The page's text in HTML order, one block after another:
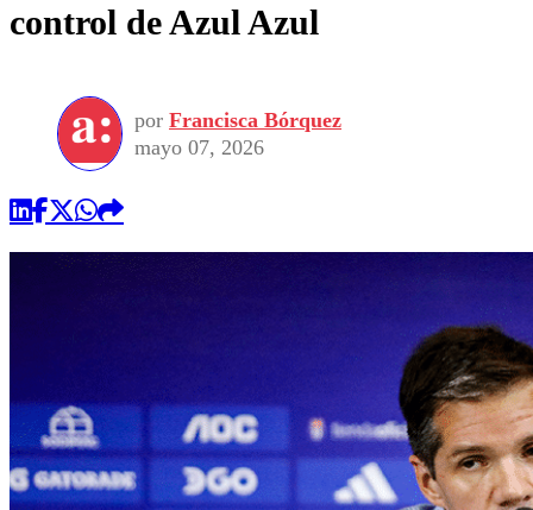
control de Azul Azul
por Francisca Bórquez
mayo 07, 2026